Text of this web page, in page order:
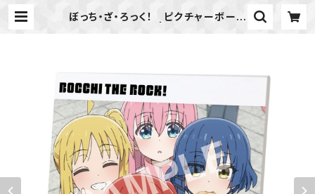
ぼっち・ざ・ろっく！ ピクチャーボード